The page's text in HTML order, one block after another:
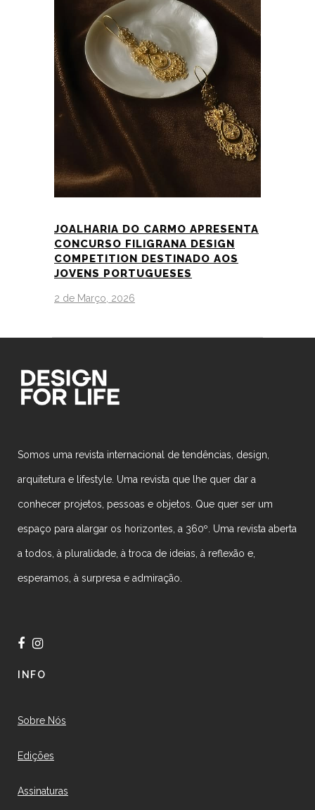
JOALHARIA DO CARMO APRESENTA
CONCURSO FILIGRANA DESIGN
COMPETITION DESTINADO AOS
JOVENS PORTUGUESES
2 de Março, 2026
Somos uma revista internacional de tendências, design,
arquitetura e lifestyle. Uma revista que lhe quer dar a
conhecer projetos, pessoas e objetos. Que quer ser um
espaço para alargar os horizontes, a 360º. Uma revista aberta
a todos, à pluralidade, à troca de ideias, à reflexão e,
esperamos, à surpresa e admiração.
INFO
Sobre Nós
Edições
Assinaturas